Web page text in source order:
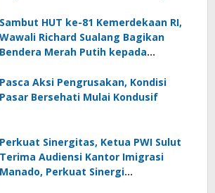
Sambut HUT ke-81 Kemerdekaan RI,
Wawali Richard Sualang Bagikan
Bendera Merah Putih kepada
Pasca Aksi Pengrusakan, Kondisi
Pasar Bersehati Mulai Kondusif
Perkuat Sinergitas, Ketua PWI Sulut
Terima Audiensi Kantor Imigrasi
Manado, Perkuat Sinergi